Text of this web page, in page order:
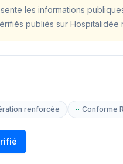
les informations
publiés sur Hospitalidée
renforcée Conforme